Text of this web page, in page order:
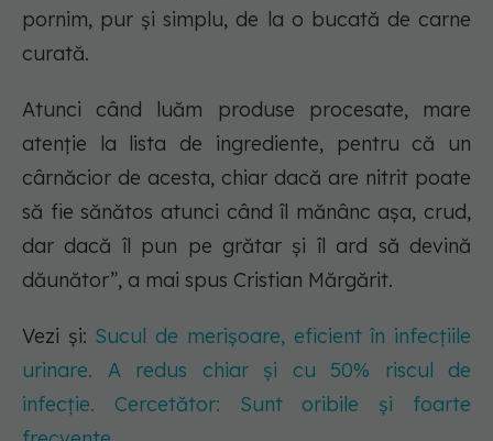
pornim, pur și simplu, de la o bucată de carne
curată.
Atunci când luăm produse procesate, mare
atenție la lista de ingrediente, pentru că un
cârnăcior de acesta, chiar dacă are nitrit poate
să fie sănătos atunci când îl mănânc așa, crud,
dar dacă îl pun pe grătar și îl ard să devină
dăunător”, a mai spus Cristian Mărgărit.
Vezi și: Sucul de merișoare, eficient în infecțiile
urinare. A redus chiar și cu 50% riscul de
infecție. Cercetător: Sunt oribile și foarte